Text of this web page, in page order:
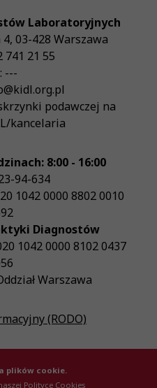
Laboratoryjnych
4, 03-428 Warszawa
741 21 55
---
podawczej na
kancelaria
8:00 - 16:00
94-634
1042 0000 8802 0010
Diagnostów
1042 0000 8102 0437
Warszawa
(RODO)
plików cookie.
Polityce Cookies